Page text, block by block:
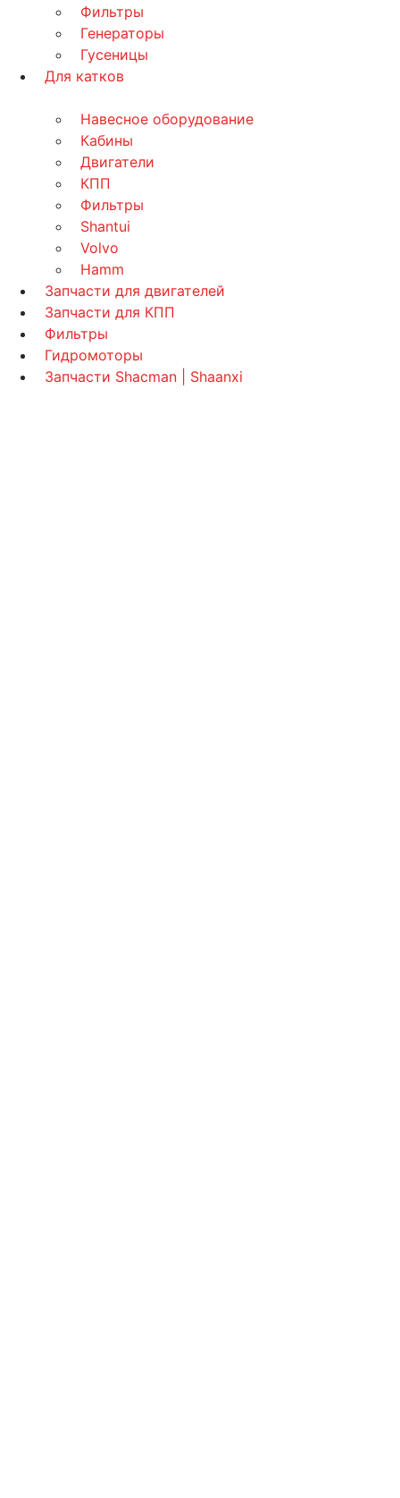
Фильтры
Генераторы
Гусеницы
Для катков
Навесное оборудование
Кабины
Двигатели
КПП
Фильтры
Shantui
Volvo
Hamm
Запчасти для двигателей
Запчасти для КПП
Фильтры
Гидромоторы
Запчасти Shacman | Shaanxi